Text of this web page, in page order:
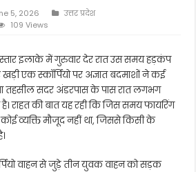
5, 2026
उत्तर प्रदेश
109 Views
इलाके में गुरुवार देर रात उस समय हड़कंप
एक स्कॉर्पियो पर अज्ञात बदमाशों ने कई
तहसील सदर अंडरपास के पास रात लगभग
राहत की बात यह रही कि जिस समय फायरिंग
व्यक्ति मौजूद नहीं था, जिससे किसी के
वाहन से जुड़े तीन युवक वाहन को सड़क